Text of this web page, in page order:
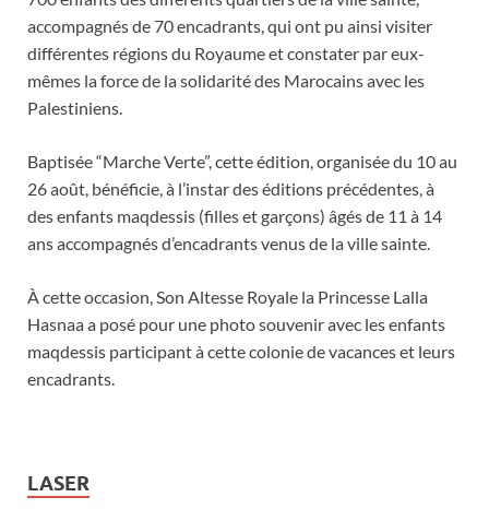
accompagnés de 70 encadrants, qui ont pu ainsi visiter
différentes régions du Royaume et constater par eux-
mêmes la force de la solidarité des Marocains avec les
Palestiniens.
Baptisée “Marche Verte”, cette édition, organisée du 10 au
26 août, bénéficie, à l’instar des éditions précédentes, à
des enfants maqdessis (filles et garçons) âgés de 11 à 14
ans accompagnés d’encadrants venus de la ville sainte.
À cette occasion, Son Altesse Royale la Princesse Lalla
Hasnaa a posé pour une photo souvenir avec les enfants
maqdessis participant à cette colonie de vacances et leurs
encadrants.
LASER